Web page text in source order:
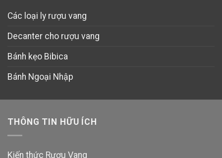
Các loại ly rượu vang
Decanter cho rượu vang
Bánh kẹo Bibica
Bánh Ngoại Nhập
THÔNG TIN HỮU ÍCH
Kiến thức Rượu Vang